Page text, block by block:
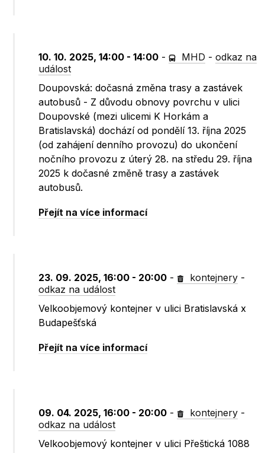
10. 10. 2025, 14:00 - 14:00 - MHD -odkaz na
událost
Doupovská: dočasná změna trasy a zastávek
autobusů - Z důvodu obnovy povrchu v ulici
Doupovské (mezi ulicemi K Horkám a
Bratislavská) dochází od pondělí 13. října 2025
(od zahájení denního provozu) do ukončení
nočního provozu z úterý 28. na středu 29. října
2025 k dočasné změně trasy a zastávek
autobusů.
Přejít na více informací
23. 09. 2025, 16:00 - 20:00 - kontejnery -
odkaz na událost
Velkoobjemový kontejner v ulici Bratislavská x
Budapešťská
Přejít na více informací
09. 04. 2025, 16:00 - 20:00 - kontejnery -
odkaz na událost
Velkoobjemový kontejner v ulici Přeštická 1088